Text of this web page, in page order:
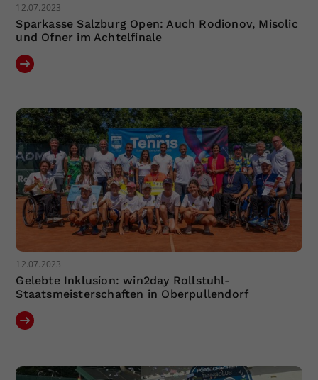
12.07.2023
Sparkasse Salzburg Open: Auch Rodionov, Misolic
und Ofner im Achtelfinale
12.07.2023
Gelebte Inklusion: win2day Rollstuhl-
Staatsmeisterschaften in Oberpullendorf